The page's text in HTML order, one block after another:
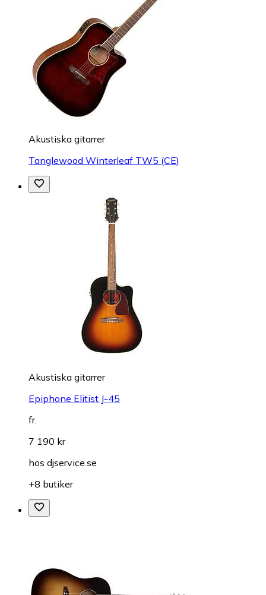
Akustiska gitarrer
Tanglewood Winterleaf TW5 (CE)
Akustiska gitarrer
Epiphone Elitist J-45
fr.
7 190 kr
hos djservice.se
+8 butiker